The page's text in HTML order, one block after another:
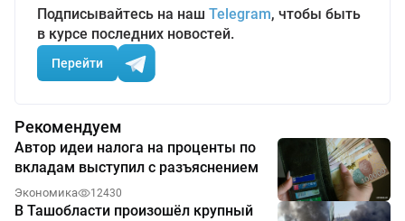
Подписывайтесь на наш Telegram, чтобы быть
в курсе последних новостей.
Перейти
Рекомендуем
Автор идеи налога на проценты по
вкладам выступил с разъяснением
Экономика 12430
В Ташобласти произошёл крупный